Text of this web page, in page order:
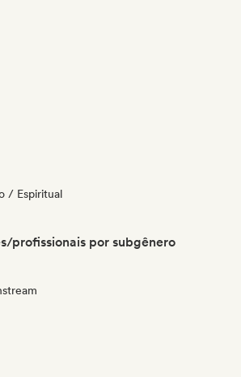
/ Espiritual
profissionais por subgênero